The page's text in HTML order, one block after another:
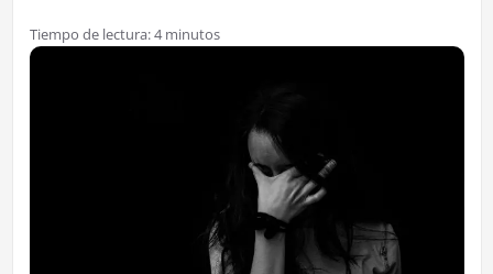
Tiempo de lectura:4 minutos